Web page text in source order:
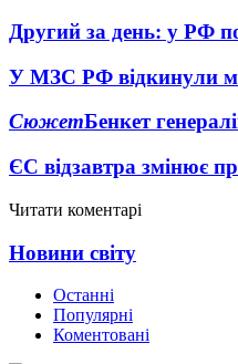
Другий за день: у РФ
У МЗС РФ відкинули
СюжетБенкет
ЄС відзавтра змінює
Читати коментарі
Новини світу
Останні
Популярні
Коментовані